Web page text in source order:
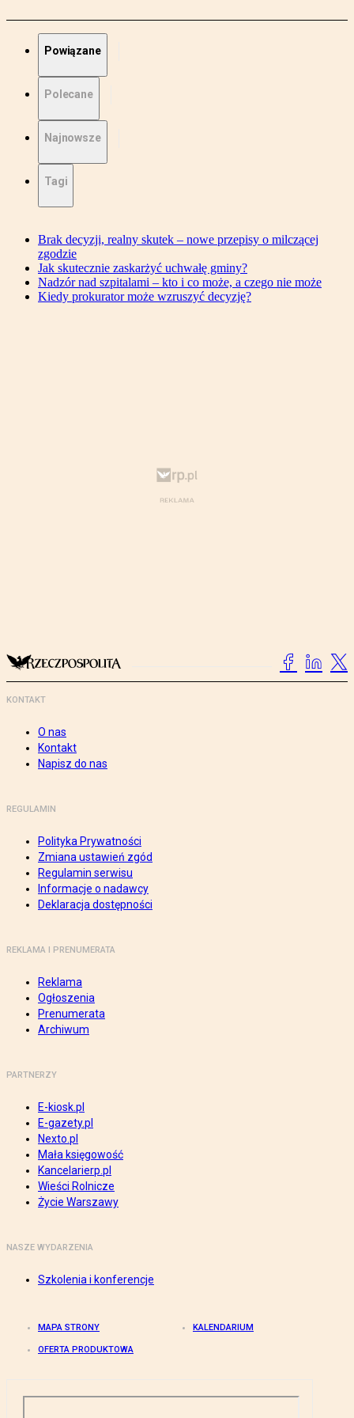
Powiązane
Polecane
Najnowsze
Tagi
Brak decyzji, realny skutek – nowe przepisy o milczącej
zgodzie
Jak skutecznie zaskarżyć uchwałę gminy?
Nadzór nad szpitalami – kto i co może, a czego nie może
Kiedy prokurator może wzruszyć decyzję?
KONTAKT
O nas
Kontakt
Napisz do nas
REGULAMIN
Polityka Prywatności
Zmiana ustawień zgód
Regulamin serwisu
Informacje o nadawcy
Deklaracja dostępności
REKLAMA I PRENUMERATA
Reklama
Ogłoszenia
Prenumerata
Archiwum
PARTNERZY
E-kiosk.pl
E-gazety.pl
Nexto.pl
Mała księgowość
Kancelarierp.pl
Wieści Rolnicze
Życie Warszawy
NASZE WYDARZENIA
Szkolenia i konferencje
MAPA STRONY KALENDARIUM
OFERTA PRODUKTOWA